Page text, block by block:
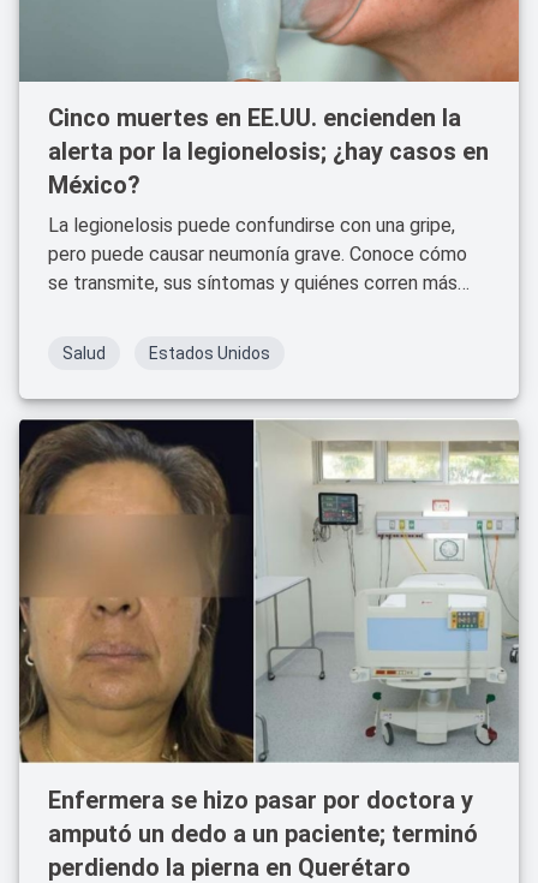
Cinco muertes en EE.UU. encienden la
alerta por la legionelosis; ¿hay casos en
México?
La legionelosis puede confundirse con una gripe,
pero puede causar neumonía grave. Conoce cómo
se transmite, sus síntomas y quiénes corren más
Salud Estados Unidos
Enfermera se hizo pasar por doctora y
amputó un dedo a un paciente; terminó
perdiendo la pierna en Querétaro